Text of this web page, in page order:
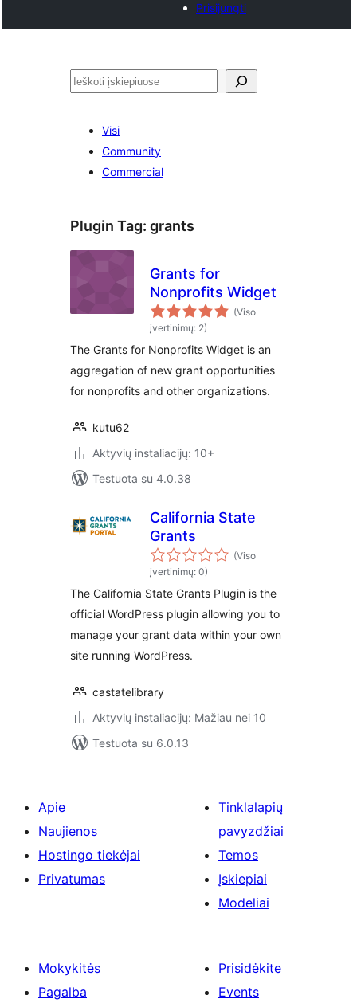
Prisijungti
Paieška
Visi
Community
Commercial
Plugin Tag: grants
Grants for
Nonprofits Widget
(Viso
įvertinimų: 2)
The Grants for Nonprofits Widget is an
aggregation of new grant opportunities
for nonprofits and other organizations.
kutu62
Aktyvių instaliacijų: 10+
Testuota su 4.0.38
California State
Grants
(Viso
įvertinimų: 0)
The California State Grants Plugin is the
official WordPress plugin allowing you to
manage your grant data within your own
site running WordPress.
castatelibrary
Aktyvių instaliacijų: Mažiau nei 10
Testuota su 6.0.13
Apie
Naujienos
Hostingo tiekėjai
Privatumas
Tinklalapių
pavyzdžiai
Temos
Įskiepiai
Modeliai
Mokykitės
Pagalba
Prisidėkite
Events